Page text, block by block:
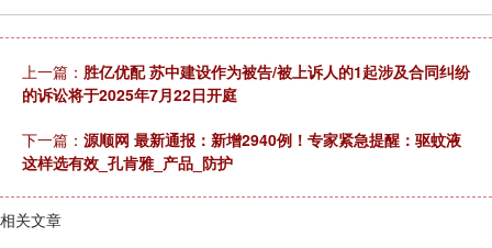
上一篇： 胜亿优配 苏中建设作为被告/被上诉人的1起涉及合同纠纷
的诉讼将于2025年7月22日开庭
下一篇： 源顺网 最新通报：新增2940例！专家紧急提醒：驱蚊液
这样选有效_孔肯雅_产品_防护
相关文章